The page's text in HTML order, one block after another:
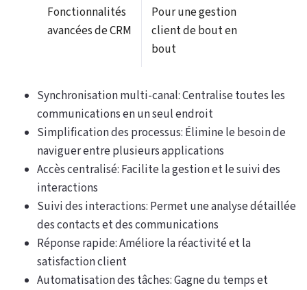
Fonctionnalités
avancées de CRM
Pour une gestion
client de bout en
bout
Synchronisation multi-canal: Centralise toutes les
communications en un seul endroit
Simplification des processus: Élimine le besoin de
naviguer entre plusieurs applications
Accès centralisé: Facilite la gestion et le suivi des
interactions
Suivi des interactions: Permet une analyse détaillée
des contacts et des communications
Réponse rapide: Améliore la réactivité et la
satisfaction client
Automatisation des tâches: Gagne du temps et